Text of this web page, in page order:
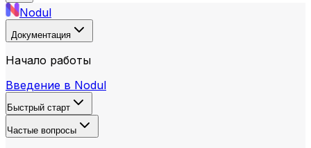
Nodul
Документация
Начало работы
Введение в Nodul
Быстрый старт
Частые вопросы